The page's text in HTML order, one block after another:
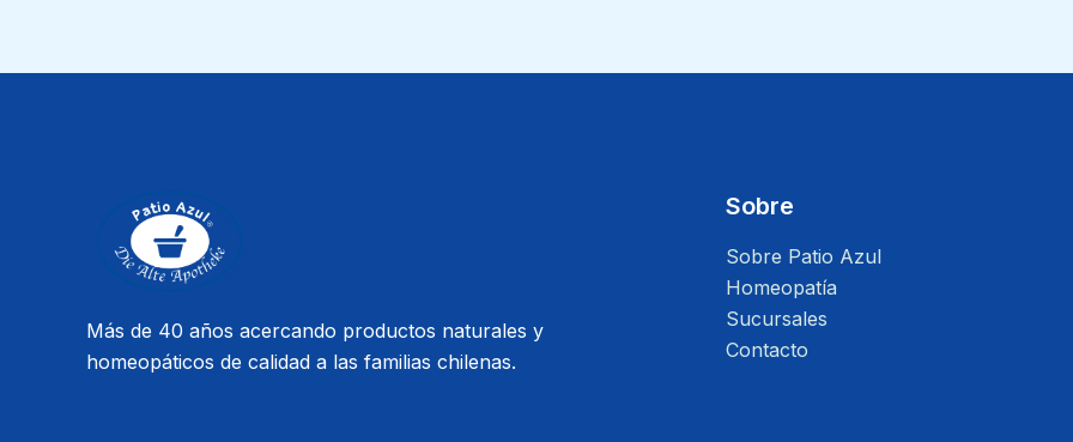
Más de 40 años acercando productos naturales y
homeopáticos de calidad a las familias chilenas.
Sobre
Sobre Patio Azul
Homeopatía
Sucursales
Contacto